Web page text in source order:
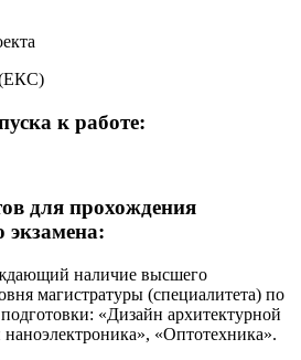
(ЕКС)
к работе:
для прохождения
экзамена:
наличие высшего
магистратуры (специалитета) по
«Дизайн архитектурной
«Оптотехника».